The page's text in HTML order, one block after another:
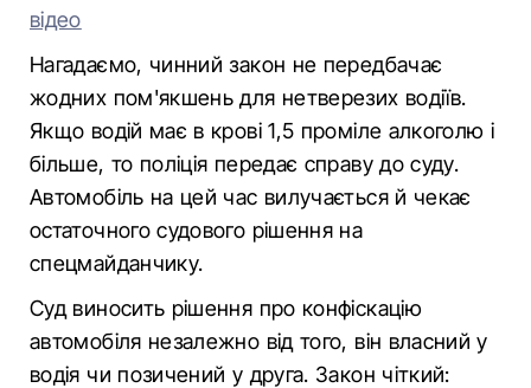
відео
Нагадаємо, чинний закон не передбачає
жодних пом'якшень для нетверезих водіїв.
Якщо водій має в крові 1,5 проміле алкоголю і
більше, то поліція передає справу до суду.
Автомобіль на цей час вилучається й чекає
остаточного судового рішення на
спецмайданчику.
Суд виносить рішення про конфіскацію
автомобіля незалежно від того, він власний у
водія чи позичений у друга. Закон чіткий: